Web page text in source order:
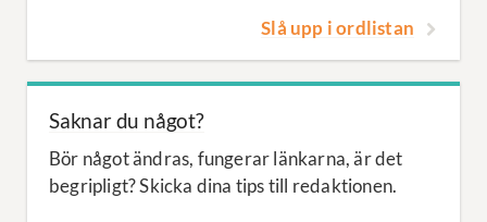
Slå upp i ordlistan
Saknar du något?
Bör något ändras, fungerar länkarna, är det
begripligt? Skicka dina tips till redaktionen.